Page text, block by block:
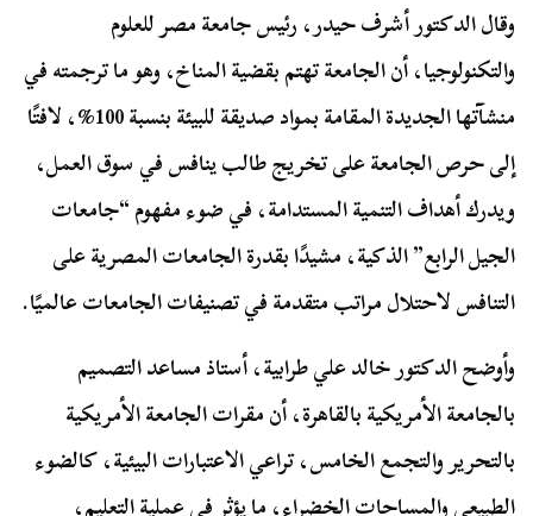
وقال الدكتور أشرف حيدر، رئيس جامعة مصر للعلوم
والتكنولوجيا، أن الجامعة تهتم بقضية المناخ، وهو ما ترجمته في
منشآتها الجديدة المقامة بمواد صديقة للبيئة بنسبة 100%، لافتًا
إلى حرص الجامعة على تخريج طالب ينافس في سوق العمل،
ويدرك أهداف التنمية المستدامة، في ضوء مفهوم “جامعات
الجيل الرابع” الذكية، مشيدًا بقدرة الجامعات المصرية على
التنافس لاحتلال مراتب متقدمة في تصنيفات الجامعات عالميًا.
وأوضح الدكتور خالد علي طرابية، أستاذ مساعد التصميم
بالجامعة الأمريكية بالقاهرة، أن مقرات الجامعة الأمريكية
بالتحرير والتجمع الخامس، تراعي الاعتبارات البيئية، كالضوء
الطبيعي والمساحات الخضراء، ما يؤثر في عملية التعليم،